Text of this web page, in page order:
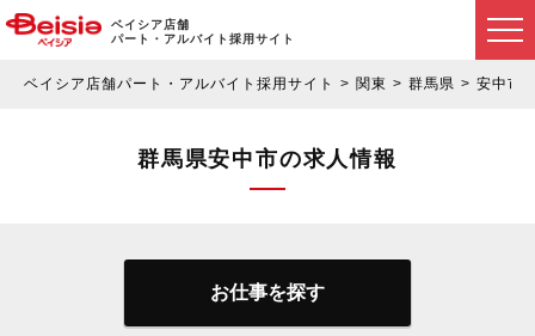
ベイシア店舗
パート・アルバイト採用サイト
ベイシア店舗パート・アルバイト採用サイト 関東 群馬県 安中市
群馬県安中市の求人情報
お仕事を探す